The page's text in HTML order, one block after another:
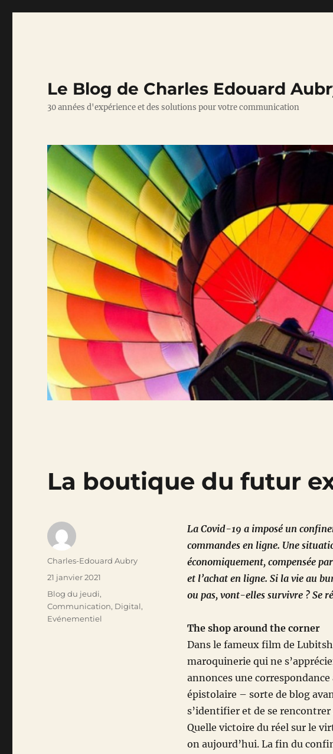
Le Blog de Charles Edouard
30 années d'expérience et des solutions pour votre communication
La boutique du futur
La Covid-19 a imposé un
commandes en ligne. Une
économiquement, compensée
et l’achat en ligne. Si la vie au
ou pas, vont-elles survivre ? Se
The shop around the corner
Dans le fameux film de
maroquinerie qui ne
annonces une
épistolaire – sorte de blog
s’identifier et de se
Quelle victoire du réel sur le
on aujourd’hui. La fin du
Auteur
Charles-Edouard Aubry
Publié
le
21 janvier 2021
Catégories
Blog du jeudi,
Communication, Digital,
Evénementiel